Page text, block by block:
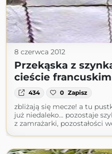
8 czerwca 2012
Przekąska z
cieście francuskim
434 0 Zapisz
zbliżają się mecze! a tu
już niedaleko... pozostaje
z zamrażarki, pozostałości